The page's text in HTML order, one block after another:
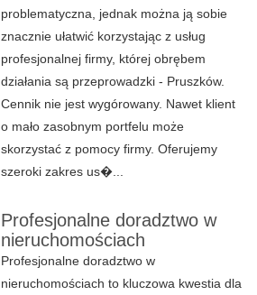
problematyczna, jednak można ją sobie
znacznie ułatwić korzystając z usług
profesjonalnej firmy, której obrębem
działania są przeprowadzki - Pruszków.
Cennik nie jest wygórowany. Nawet klient
o mało zasobnym portfelu może
skorzystać z pomocy firmy. Oferujemy
szeroki zakres us�...
Profesjonalne doradztwo w
nieruchomościach
Profesjonalne doradztwo w
nieruchomościach to kluczowa kwestia dla